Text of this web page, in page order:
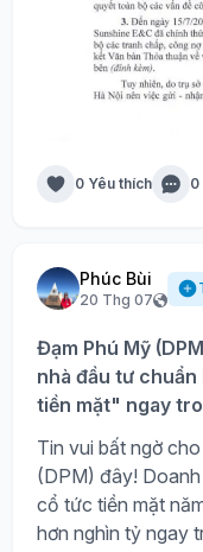
0 Yêu thích 0
Phúc Bùi
20 Thg 07
Đạm Phú Mỹ
nhà đầu tư
tiền mặt" ngay
Tin vui bất ngờ
(DPM) đây!
cổ tức tiền mặt
hơn nghìn tỷ ngay